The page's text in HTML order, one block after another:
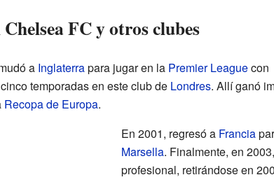
FC y otros clubes
a Inglaterrapara jugar en la Premier Leaguecon
temporadas en este club de Londres. Allí ganó
Recopa de Europa.
En 2001, regresó a Francia
Marsella. Finalmente, en
profesional, retirándose en